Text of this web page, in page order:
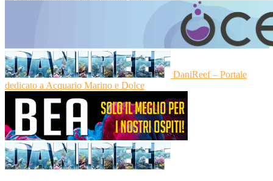
DaniReef – Portale
dedicato a Acquario Marino e Dolce